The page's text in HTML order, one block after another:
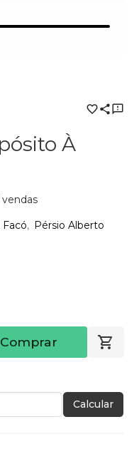
À
Pérsio Alberto
Comprar
Calcular